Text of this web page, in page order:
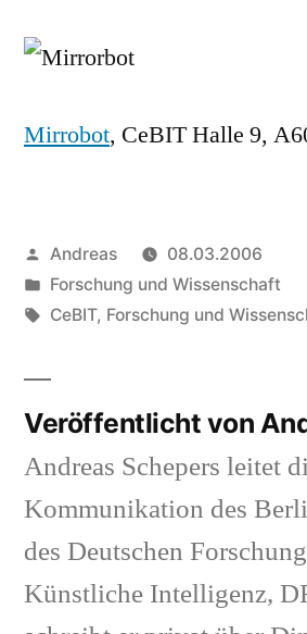
Mirrobot, CeBIT Halle 9,
Veröffentlicht
von
Andreas
08.03.2006
Veröffentlicht
in
Forschung und Wissenschaft
Schlagwörter:
CeBIT, Forschung und
Veröffentlicht von
Andreas Schepers leitet
Kommunikation des
des Deutschen
Künstliche Intelligenz,